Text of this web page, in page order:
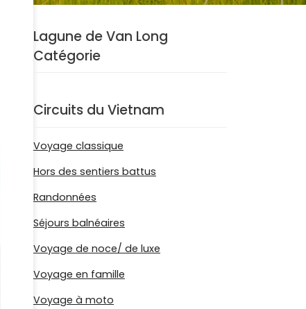
Lagune de Van Long
Catégorie
Circuits du Vietnam
Voyage classique
Hors des sentiers battus
Randonnées
Séjours balnéaires
Voyage de noce/ de luxe
Voyage en famille
Voyage à moto